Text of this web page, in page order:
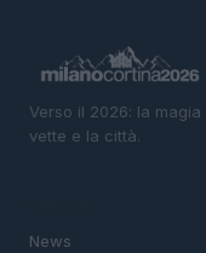
Verso il 2026: la
vette e la città.
News